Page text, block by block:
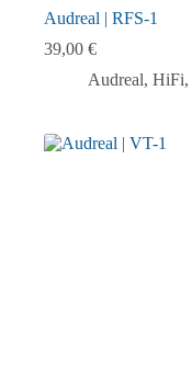
Audreal | RFS-1
39,00 €
Audreal, HiFi,